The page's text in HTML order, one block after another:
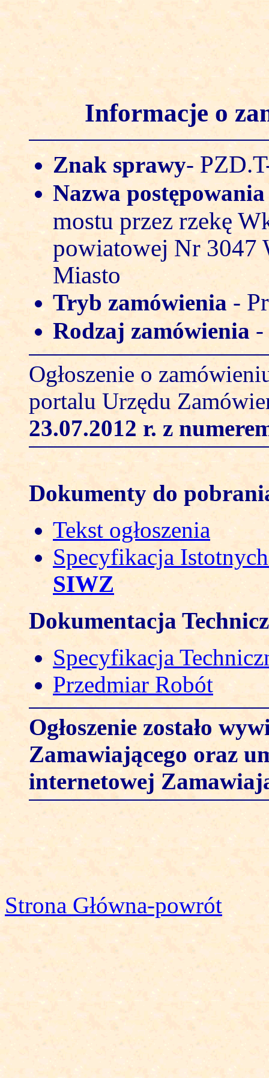
Informacje o
Znak sprawy-
Nazwa
mostu przez rzekę
powiatowej Nr 3047
Miasto
Tryb zamówienia -
Rodzaj zamówienia -
Ogłoszenie o
portalu Urzędu
23.07.2012 r. z
Dokumenty do
Tekst ogłoszenia
Specyfikacja
SIWZ
Dokumentacja
Specyfikacja
Przedmiar Robót
Ogłoszenie zostało
Zamawiającego oraz
internetowej
Strona Główna-powrót